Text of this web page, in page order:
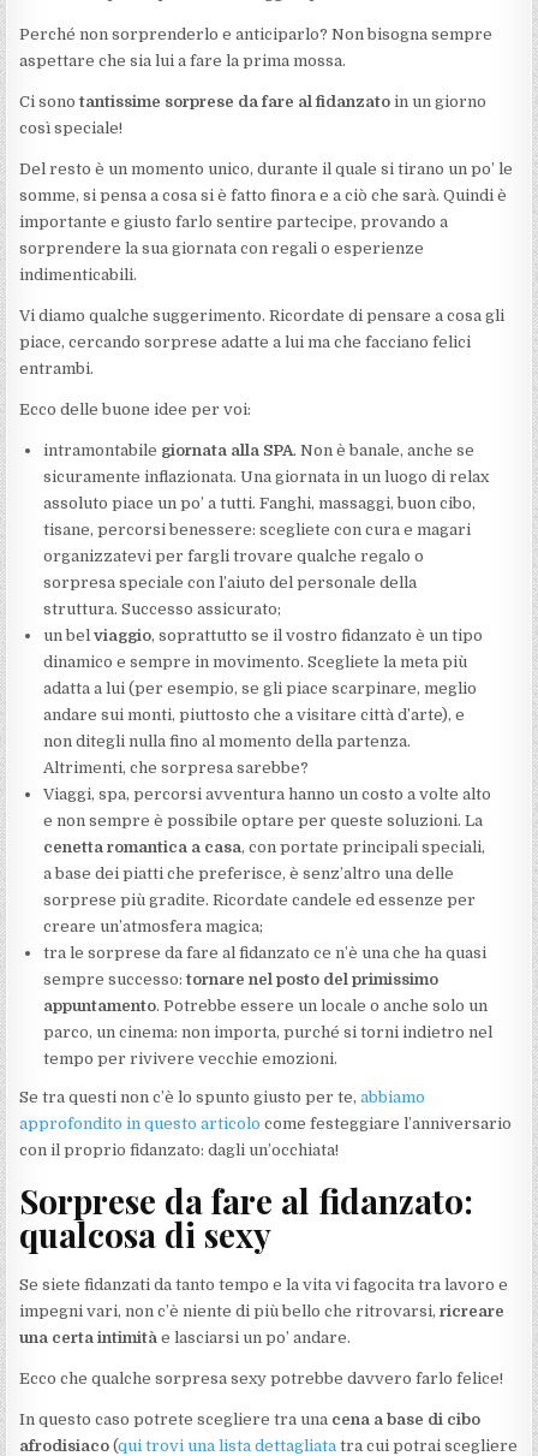
Perché non sorprenderlo e anticiparlo? Non bisogna sempre
aspettare che sia lui a fare la prima mossa.
Ci sonotantissime sorprese da fare al fidanzato in un giorno
così speciale!
Del resto è un momento unico, durante il quale si tirano un po’ le
somme, si pensa a cosa si è fatto finora e a ciò che sarà. Quindi è
importante e giusto farlo sentire partecipe, provando a
sorprendere la sua giornata con regali o esperienze
indimenticabili.
Vi diamo qualche suggerimento. Ricordate di pensare a cosa gli
piace, cercando sorprese adatte a lui ma che facciano felici
entrambi.
Ecco delle buone idee per voi:
intramontabile giornata alla SPA. Non è banale, anche se
sicuramente inflazionata. Una giornata in un luogo di relax
assoluto piace un po’ a tutti. Fanghi, massaggi, buon cibo,
tisane, percorsi benessere: scegliete con cura e magari
organizzatevi per fargli trovare qualche regalo o
sorpresa speciale con l’aiuto del personale della
struttura. Successo assicurato;
un belviaggio, soprattutto se il vostro fidanzato è un tipo
dinamico e sempre in movimento. Scegliete la meta più
adatta a lui (per esempio, se gli piace scarpinare, meglio
andare sui monti, piuttosto che a visitare città d’arte), e
non ditegli nulla fino al momento della partenza.
Altrimenti, che sorpresa sarebbe?
Viaggi, spa, percorsi avventura hanno un costo a volte alto
e non sempre è possibile optare per queste soluzioni. La
cenetta romantica a casa, con portate principali speciali,
a base dei piatti che preferisce, è senz’altro una delle
sorprese più gradite. Ricordate candele ed essenze per
creare un’atmosfera magica;
tra le sorprese da fare al fidanzato ce n’è una che ha quasi
sempre successo:tornare nel posto del primissimo
appuntamento. Potrebbe essere un locale o anche solo un
parco, un cinema: non importa, purché si torni indietro nel
tempo per rivivere vecchie emozioni.
Se tra questi non c’è lo spunto giusto per te,abbiamo
approfondito in questo articolo come festeggiare l’anniversario
con il proprio fidanzato: dagli un’occhiata!
Sorprese da fare al fidanzato:
qualcosa di sexy
Se siete fidanzati da tanto tempo e la vita vi fagocita tra lavoro e
impegni vari, non c’è niente di più bello che ritrovarsi,ricreare
una certa intimità e lasciarsi un po’ andare.
Ecco che qualche sorpresa sexy potrebbe davvero farlo felice!
In questo caso potrete scegliere tra una cena a base di cibo
afrodisiaco(qui trovi una lista dettagliata tra cui potrai scegliere